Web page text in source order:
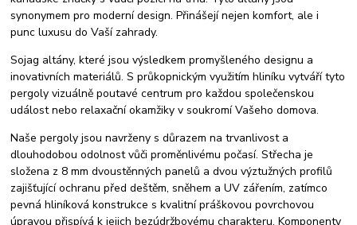
synonymem pro moderní design. Přinášejí nejen komfort, ale i
punc luxusu do Vaší zahrady.
Sojag altány, které jsou výsledkem promyšleného designu a
inovativních materiálů. S průkopnickým využitím hliníku vytváří tyto
pergoly vizuálně poutavé centrum pro každou společenskou
událost nebo relaxační okamžiky v soukromí Vašeho domova.
Naše pergoly jsou navrženy s důrazem na trvanlivost a
dlouhodobou odolnost vůči proměnlivému počasí. Střecha je
složena z 8 mm dvoustěnných panelů a dvou výztužných profilů
zajišťující ochranu před deštěm, sněhem a UV zářením, zatímco
pevná hliníková konstrukce s kvalitní práškovou povrchovou
úpravou přispívá k jejich bezúdržbovému charakteru. Komponenty